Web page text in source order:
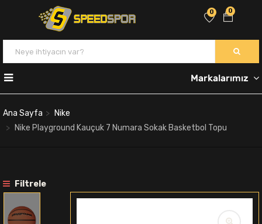
0
0
Markalarımız
Ana Sayfa
Nike
Nike Playground Kauçuk 7 Numara Sokak Basketbol Topu
Filtrele